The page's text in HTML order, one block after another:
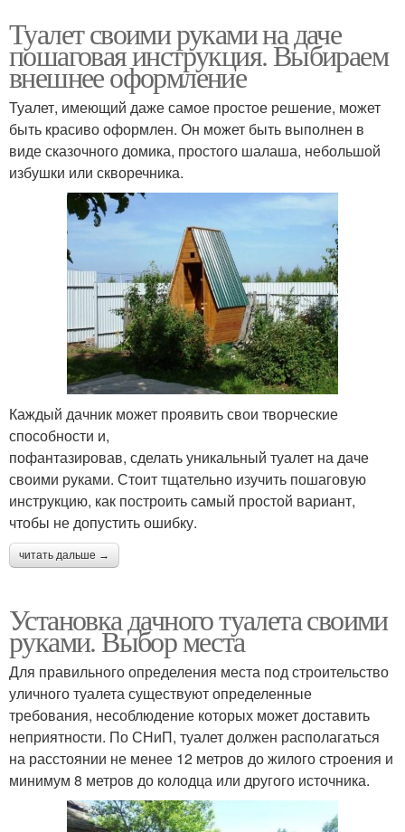
Туалет своими руками на даче
пошаговая инструкция. Выбираем
внешнее оформление
Туалет, имеющий даже самое простое решение, может
быть красиво оформлен. Он может быть выполнен в
виде сказочного домика, простого шалаша, небольшой
избушки или скворечника.
Каждый дачник может проявить свои творческие
способности и,
пофантазировав, сделать уникальный туалет на даче
своими руками. Стоит тщательно изучить пошаговую
инструкцию, как построить самый простой вариант,
чтобы не допустить ошибку.
читать дальше →
Установка дачного туалета своими
руками. Выбор места
Для правильного определения места под строительство
уличного туалета существуют определенные
требования, несоблюдение которых может доставить
неприятности. По СНиП, туалет должен располагаться
на расстоянии не менее 12 метров до жилого строения и
минимум 8 метров до колодца или другого источника.